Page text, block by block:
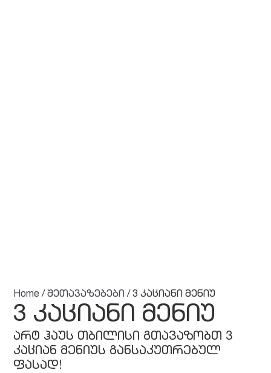
Home /შეთავაზებები / 3 კაციანი მენიუ
3 კაციანი მენიუ
არტ ჰაუს თბილისი გთავაზობთ 3
კაციან მენიუს განსაკუთრებულ
ფასად!